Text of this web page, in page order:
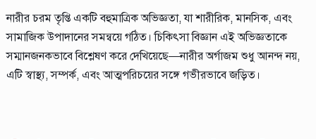
নারীর চরম তৃপ্তি একটি বহুমাত্রিক অভিজ্ঞতা, যা শারীরিক, মানসিক, এবং
সামাজিক উপাদানের সমন্বয়ে গঠিত। চিকিৎসা বিজ্ঞান এই অভিজ্ঞতাকে
সম্মানজনকভাবে বিশ্লেষণ করে দেখিয়েছে—নারীর অর্গাজম শুধু আনন্দ নয়,
এটি স্বাস্থ্য, সম্পর্ক, এবং আত্মপরিচয়ের সঙ্গে গভীরভাবে জড়িত।